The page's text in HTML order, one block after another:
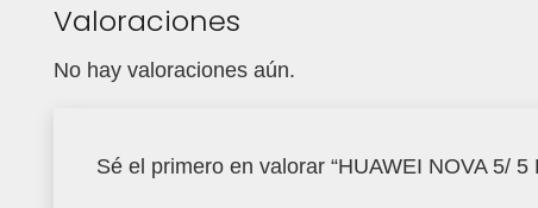
Valoraciones
No hay valoraciones aún.
Sé el primero en valorar “HUAWEI NOVA 5/ 5